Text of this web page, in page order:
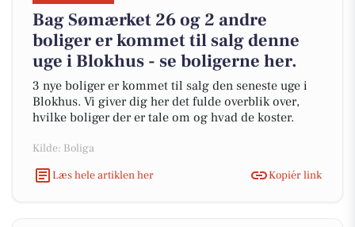
Bag Sømærket 26 og 2 andre
boliger er kommet til salg denne
uge i Blokhus - se boligerne her.
3 nye boliger er kommet til salg den seneste uge i
Blokhus. Vi giver dig her det fulde overblik over,
hvilke boliger der er tale om og hvad de koster.
Kilde: Boliga
Læs hele artiklen her
Kopiér link